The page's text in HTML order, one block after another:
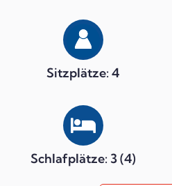
Sitzplätze: 4
Schlafplätze: 3 (4)